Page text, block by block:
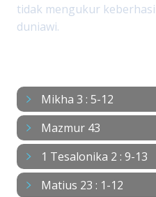
tidak mengukur
duniawi.
Mikha 3 : 5-12
Mazmur 43
1 Tesalonika 2 : 9-13
Matius 23 : 1-12